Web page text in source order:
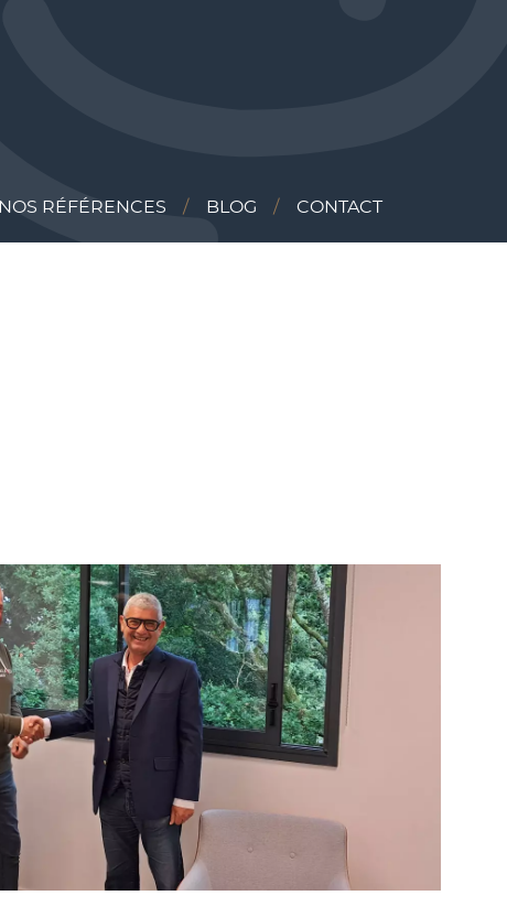
NOS RÉFÉRENCES BLOG CONTACT